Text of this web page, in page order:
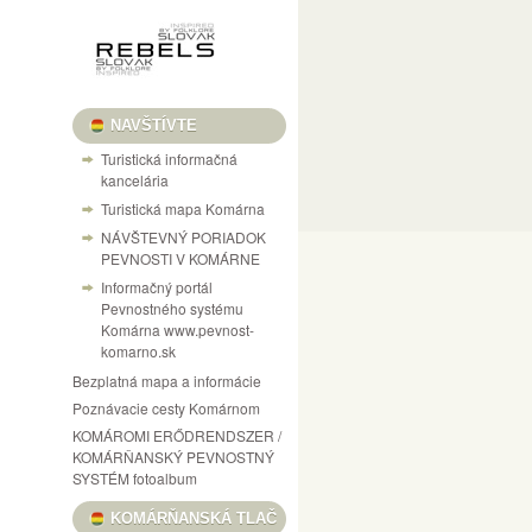
NAVŠTÍVTE
Turistická informačná
kancelária
Turistická mapa Komárna
NÁVŠTEVNÝ PORIADOK
PEVNOSTI V KOMÁRNE
Informačný portál
Pevnostného systému
Komárna www.pevnost-
komarno.sk
Bezplatná mapa a informácie
Poznávacie cesty Komárnom
KOMÁROMI ERŐDRENDSZER /
KOMÁRŇANSKÝ PEVNOSTNÝ
SYSTÉM fotoalbum
KOMÁRŇANSKÁ TLAČ